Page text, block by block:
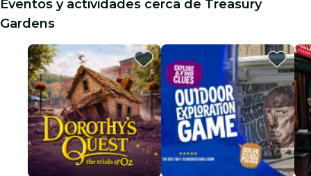
Eventos y actividades cerca de Treasury
Gardens